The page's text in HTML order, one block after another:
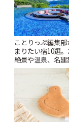
ことりっぷ編集
まりたい宿10選
絶景や温泉、名
りっぷ